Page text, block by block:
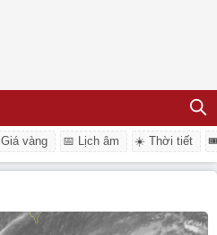
vàng 📅 Lịch âm ☀️ Thời tiết